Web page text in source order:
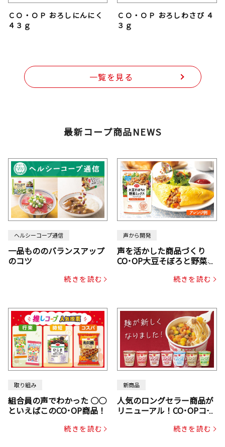
ＣＯ・ＯＰ おろしにんにく
４３ｇ
ＣＯ・ＯＰ おろしわさび ４
３ｇ
一覧を見る
最新コープ商品NEWS
ヘルシーコープ通信
一品もののバランスアップ
のコツ
続きを読む
声から開発
声を活かした商品づくり
CO･OP大豆そぼろと野菜ミ
じん・コーン入り）続きを読む
取り組み
組合員の声でわかった ○○
といえばこのCO･OP商品！
続きを読む
新商品
人気のロングセラー商品が
リニューアル！CO･OPコー
続きを読む